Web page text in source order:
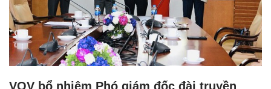
VOV bổ nhiệm Phó giám đốc đài truyền